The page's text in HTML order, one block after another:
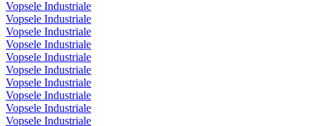
Vopsele Industriale
Vopsele Industriale
Vopsele Industriale
Vopsele Industriale
Vopsele Industriale
Vopsele Industriale
Vopsele Industriale
Vopsele Industriale
Vopsele Industriale
Vopsele Industriale